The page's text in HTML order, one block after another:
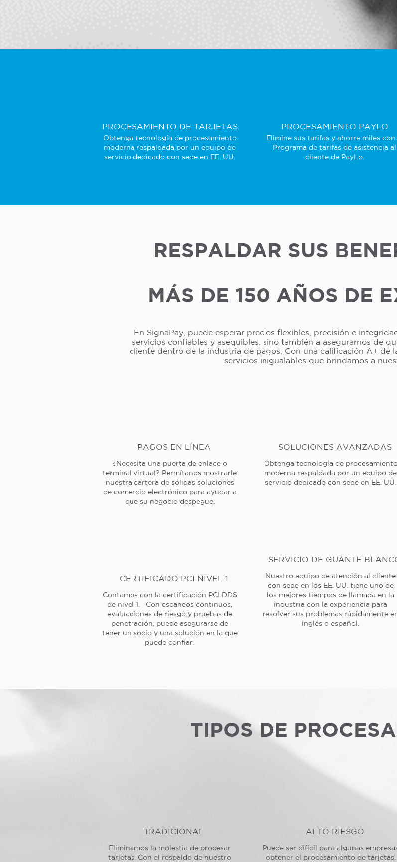
PROCESAMIENTO DE TARJETAS
Obtenga tecnología de procesamiento
moderna respaldada por un equipo de
servicio dedicado con sede en EE. UU.
PROCESAMIENTO PAYLO
Elimine sus tarifas y ahorre miles con
Programa de tarifas de asistencia al
cliente de PayLo.
RESPALDAR SUS
MÁS DE 150 AÑOS DE
En SignaPay, puede esperar precios flexibles, precisión e
servicios confiables y asequibles, sino también a asegurarnos de
cliente dentro de la industria de pagos. Con una calificación A+ de
servicios inigualables que brindamos a
PAGOS EN LÍNEA
¿Necesita una puerta de enlace o
terminal virtual? Permítanos mostrarle
nuestra cartera de sólidas soluciones
de comercio electrónico para ayudar a
que su negocio despegue.
CERTIFICADO PCI NIVEL 1
Contamos con la certificación PCI DDS
de nivel 1. Con escaneos continuos,
evaluaciones de riesgo y pruebas de
penetración, puede asegurarse de
tener un socio y una solución en la que
puede confiar.
SOLUCIONES AVANZADAS
Obtenga tecnología de procesamiento
moderna respaldada por un equipo de
servicio dedicado con sede en EE. UU.
SERVICIO DE GUANTE
Nuestro equipo de atención al cliente
con sede en los EE. UU. tiene uno de
los mejores tiempos de llamada en la
industria con la experiencia para
resolver sus problemas rápidamente
inglés o español.
TIPOS DE
TRADICIONAL
Eliminamos la molestia de procesar
tarjetas. Con el respaldo de nuestro
ALTO RIESGO
Puede ser difícil para algunas
obtener el procesamiento de tarjetas.